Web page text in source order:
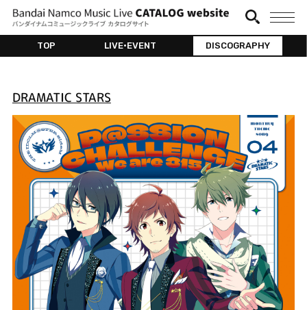
TOP LIVE•EVENT DISCOGRAPHY
DRAMATIC STARS